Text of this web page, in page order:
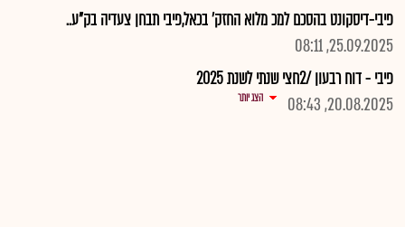
פיבי-דיסקונט בהסכם למכ מלוא החזק' בכאל,פיבי תבחן צעדיה בק"ע..
25.09.2025, 08:11
פיבי - דוח רבעון /2חצי שנתי לשנת 2025
20.08.2025, 08:43
הצג יותר